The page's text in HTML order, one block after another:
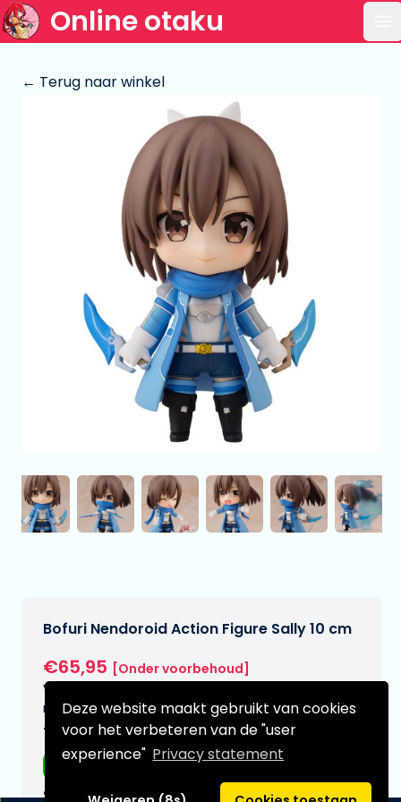
Deze website maakt gebruikt van cookies
voor het verbeteren van de "user
experience" Privacy statement
Online otaku
← Terug naar winkel
Bofuri Nendoroid Action Figure Sally 10 cm
€65,95 [Onder voorbehoud]
Verwachtte leverdatum:
n.v.t.
Type:
Anime figuren
Serie: